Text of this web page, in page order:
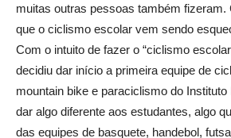
muitas outras pessoas também fizeram.
que o ciclismo escolar vem sendo
Com o intuito de fazer o “ciclismo
decidiu dar início a primeira equipe de
mountain bike e paraciclismo do Instituto
dar algo diferente aos estudantes, algo
das equipes de basquete, handebol,